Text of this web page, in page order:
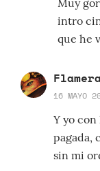
Muy
intro
que he
16 MAYO
Y yo
pagada,
sin mi